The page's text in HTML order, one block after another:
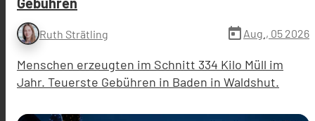
Ruth Strätling today Aug., 05 2026
Menschen erzeugten im Schnitt 334 Kilo Müll im
Jahr. Teuerste Gebühren in Baden in Waldshut.